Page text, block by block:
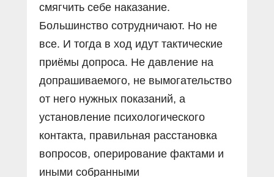
смягчить себе наказание.
Большинство сотрудничают. Но не
все. И тогда в ход идут тактические
приёмы допроса. Не давление на
допрашиваемого, не вымогательство
от него нужных показаний, а
установление психологического
контакта, правильная расстановка
вопросов, оперирование фактами и
иными собранными